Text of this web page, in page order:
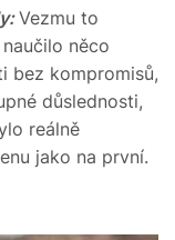
Vezmu to
něco
bez kompromisů,
důslednosti,
reálně
jako na první.